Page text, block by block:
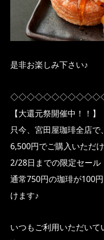
是非お楽しみ下さい♪
【大還元祭開催中！！】
只今、宮田屋珈琲全店
6,500円でご購入いただけ
2/28日までの限定セール
通常750円の珈琲が100
けます♪
いつもご利用いただい